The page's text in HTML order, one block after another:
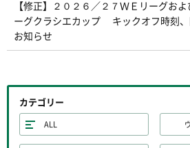
【修正】２０２６／２７ＷＥリーグお
ーグクラシエカップ キックオフ時刻
お知らせ
カテゴリー
ALL